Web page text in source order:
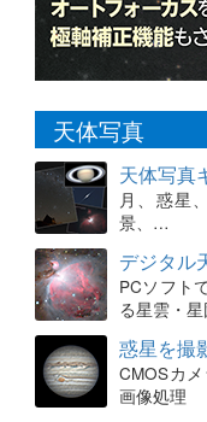
天体写真
天体写真
月、惑星
景、…
デジタル
PCソフト
る星雲・
惑星を撮
CMOSカ
画像処理